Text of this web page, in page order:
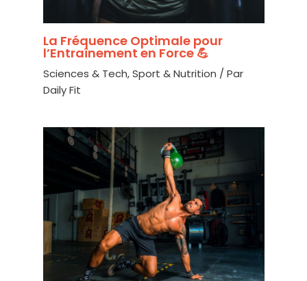
La Fréquence Optimale pour
l’Entraînement en Force 💪
Sciences & Tech,Sport & Nutrition / Par
Daily Fit